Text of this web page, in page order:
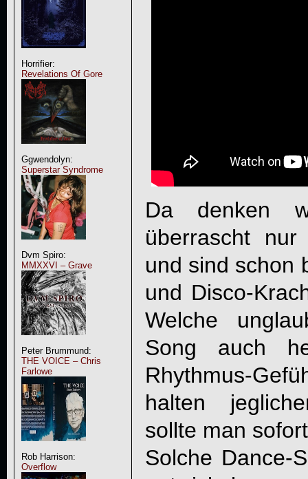
Horrifier:
Revelations Of Gore
Ggwendolyn:
Superstar Syndrome
Dvm Spiro:
MMXXVI – Grave
Peter Brummund:
THE VOICE – Chris
Farlowe
Rob Harrison:
Overflow
Da denken
überrascht
und sind schon
und Disco-
Welche
Song auch
Rhythmus-
halten
sollte man
Solche Dance-